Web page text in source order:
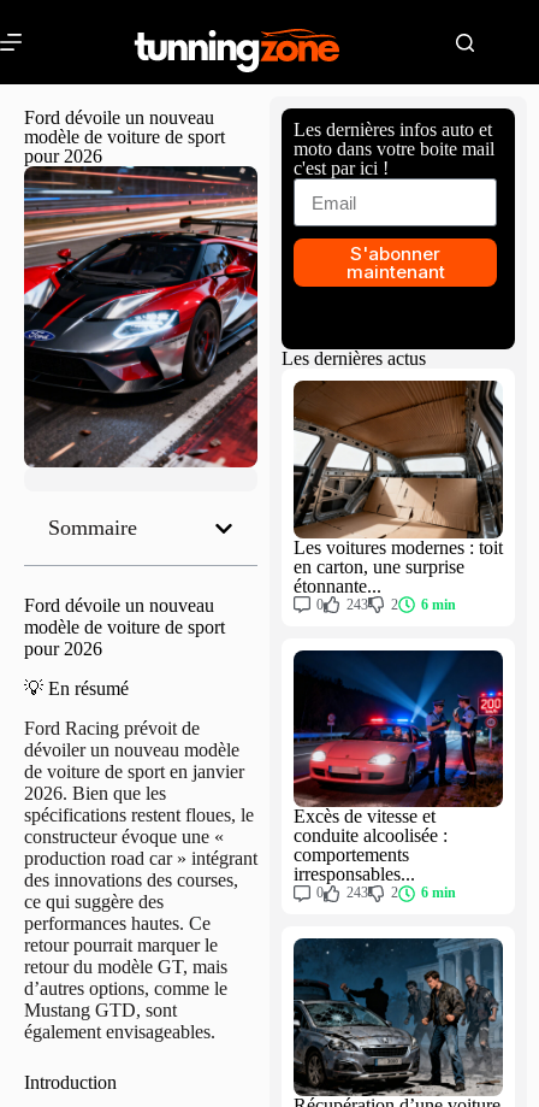
Ford dévoile un nouveau
modèle de voiture de sport
pour 2026
Sommaire
Ford dévoile un nouveau
modèle de voiture de sport
pour 2026
💡 En résumé
Ford Racing prévoit de
dévoiler un nouveau modèle
de voiture de sport en janvier
2026. Bien que les
spécifications restent floues, le
constructeur évoque une «
production road car » intégrant
des innovations des courses,
ce qui suggère des
performances hautes. Ce
retour pourrait marquer le
retour du modèle GT, mais
d’autres options, comme le
Mustang GTD, sont
également envisageables.
Introduction
Les dernières infos auto et
moto dans votre boite mail
c'est par ici !
S'abonner
maintenant
Les dernières actus
Les voitures modernes : toit
en carton, une surprise
étonnante...
0 243 2 6 min
Excès de vitesse et
conduite alcoolisée :
comportements
irresponsables...
0 243 2 6 min